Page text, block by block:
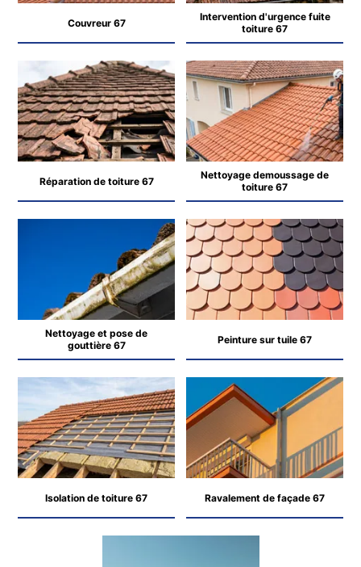
Couvreur 67
Intervention d'urgence fuite
toiture 67
Réparation de toiture 67
Nettoyage demoussage de
toiture 67
Nettoyage et pose de
gouttière 67
Peinture sur tuile 67
Isolation de toiture 67 Ravalement de façade 67